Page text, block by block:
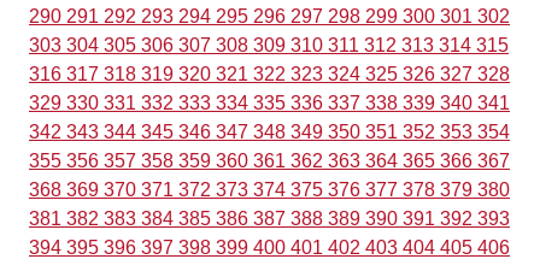
290 291 292 293 294 295 296 297 298 299 300 301 302
303 304 305 306 307 308 309 310 311 312 313 314 315
316 317 318 319 320 321 322 323 324 325 326 327 328
329 330 331 332 333 334 335 336 337 338 339 340 341
342 343 344 345 346 347 348 349 350 351 352 353 354
355 356 357 358 359 360 361 362 363 364 365 366 367
368 369 370 371 372 373 374 375 376 377 378 379 380
381 382 383 384 385 386 387 388 389 390 391 392 393
394 395 396 397 398 399 400 401 402 403 404 405 406